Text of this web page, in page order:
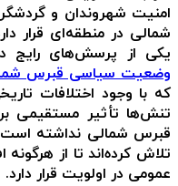
امنیت شهروندان و
شمالی در منطقه‌ای قرار
یکی از پرسش‌های رایج
وضعیت سیاسی قبرس
که با وجود اختلافات
تنش‌ها تأثیر مستقیمی
قبرس شمالی نداشته است.
تلاش کرده‌اند تا از
عمومی در اولویت قرار دارد.